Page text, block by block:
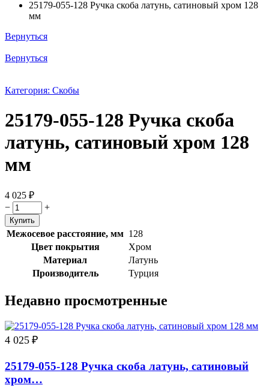
25179-055-128 Ручка скоба латунь, сатиновый хром 128
мм
Вернуться
Вернуться
Категория: Скобы
25179-055-128 Ручка скоба
латунь, сатиновый хром 128
мм
4 025 ₽
−
+
Межосевое расстояние, мм 128
Цвет покрытия
Хром
Материал
Латунь
Производитель
Турция
Недавно просмотренные
4 025 ₽
25179-055-128 Ручка скоба латунь, сатиновый
хром…